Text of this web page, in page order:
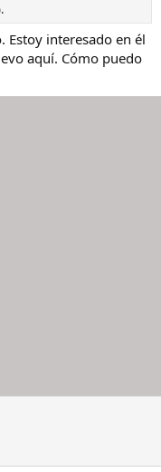
Estoy interesado en él
aquí. Cómo puedo